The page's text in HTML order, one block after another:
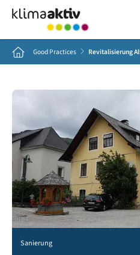
Home Good Practices Revitalisierung
Sanierung